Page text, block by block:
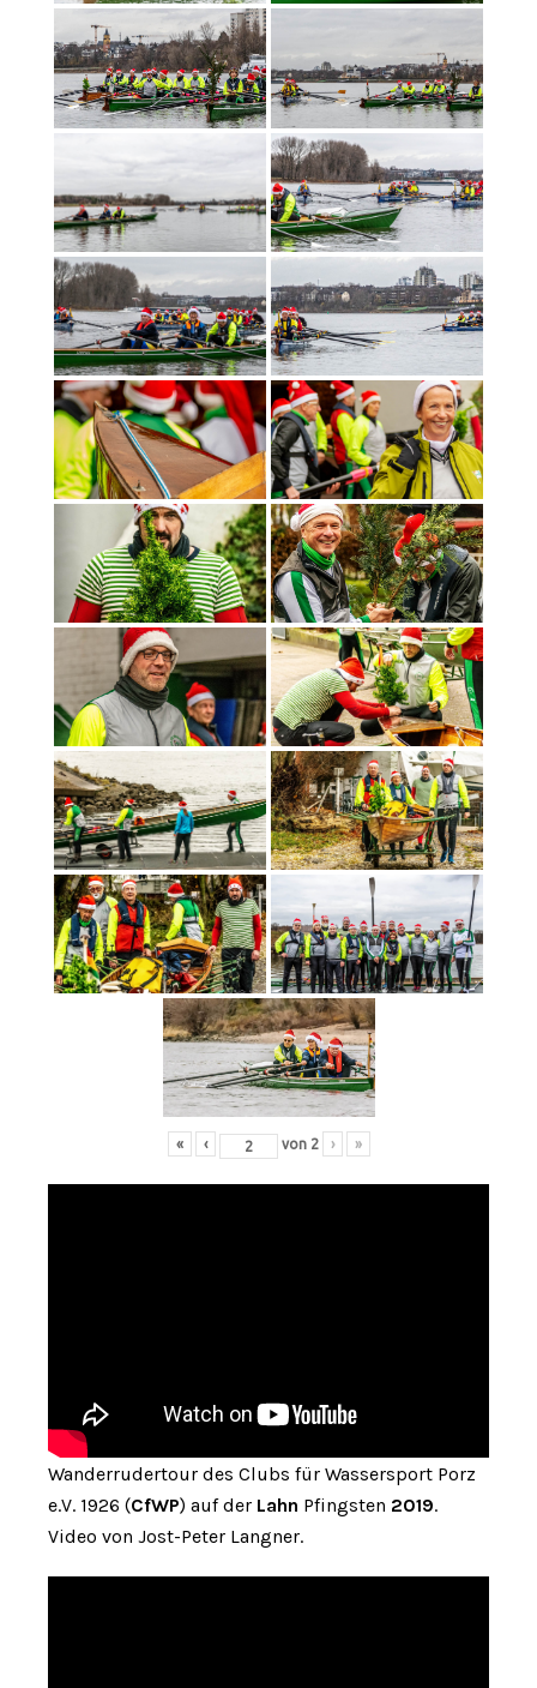
« ‹ von 2 › »
Wanderrudertour des Clubs für Wassersport Porz
e.V. 1926 (CfWP) auf der Lahn Pfingsten 2019.
Video von Jost-Peter Langner.